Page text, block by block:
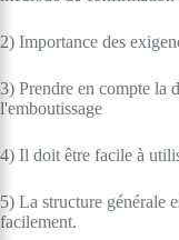
2) Importance des
3) Prendre en compte la
l'emboutissage
4) Il doit être facile à
5) La structure générale
facilement.